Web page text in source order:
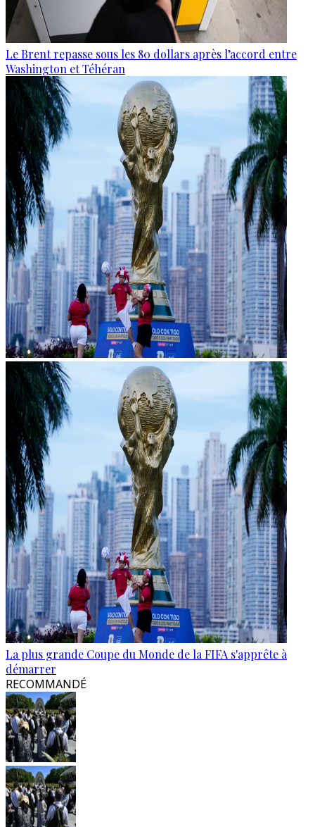
Le Brent repasse sous les 80 dollars après l’accord entre
Washington et Téhéran
La plus grande Coupe du Monde de la FIFA s'apprête à
démarrer
RECOMMANDÉ